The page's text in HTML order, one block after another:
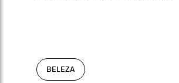
BELEZA